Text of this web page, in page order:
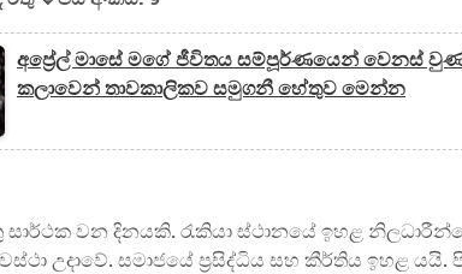
අප්‍රේල් මාසේ මගේ ජීවිතය සම්පූර්ණයෙන් වෙනස්
කලාවෙන් තාවකාලිකව සමුගනී හේතුව මෙන්න
සාර්ථක වන දිනයකි. රැකියා ස්ථානයේ ඉහළ
උදාවේ. සමාජයේ ප්‍රසිද්ධිය සහ කීර්තිය ඉහළ යයි.